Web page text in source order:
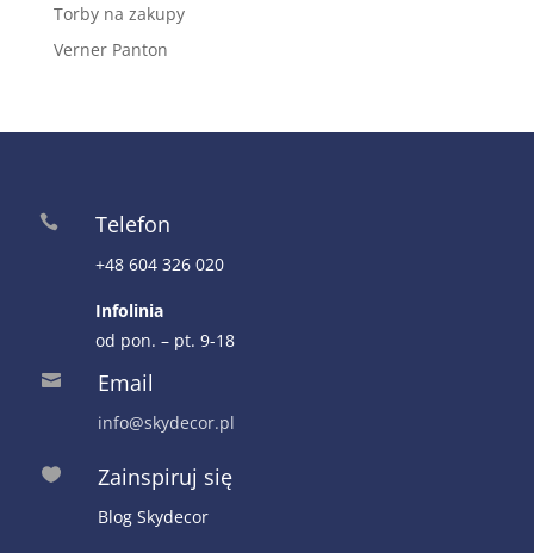
Torby na zakupy
Verner Panton
 Telefon
+48 604 326 020
Infolinia
od pon. – pt. 9-18
 Email
info@skydecor.pl
 Zainspiruj się
Blog Skydecor